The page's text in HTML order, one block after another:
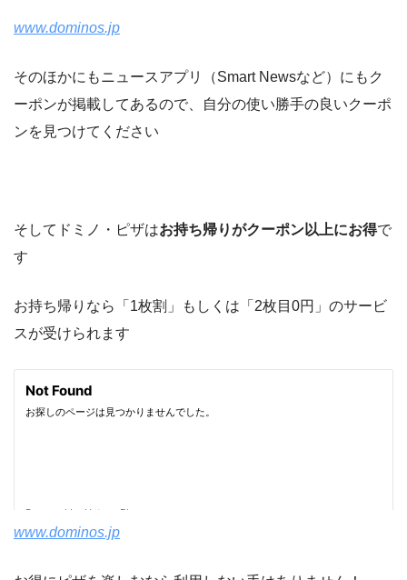
www.dominos.jp
そのほかにもニュースアプリ（Smart Newsなど）にもク
ーポンが掲載してあるので、自分の使い勝手の良いクーポ
ンを見つけてください
そしてドミノ・ピザはお持ち帰りがクーポン以上にお得で
す
お持ち帰りなら「1枚割」もしくは「2枚目0円」のサービ
スが受けられます
www.dominos.jp